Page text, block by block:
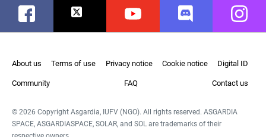
Facebook Twitter Youtube Discord
About us Terms of use Privacy notice Cookie notice Digital ID
Community FAQ Contact us
© 2026 Copyright Asgardia, IUFV (NGO). All rights reserved. ASGARDIA
SPACE, ASGARDIASPACE, SOLAR, and SOL are trademarks of their